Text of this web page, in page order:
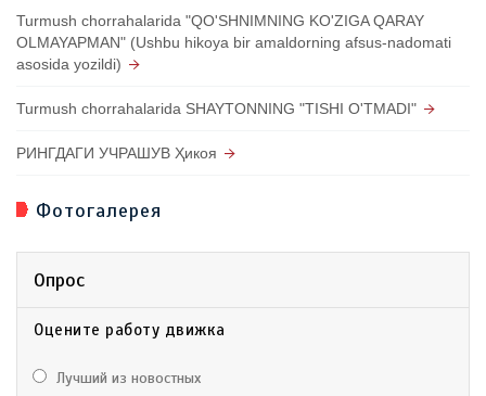
Turmush chorrahalarida "QO'SHNIMNING KO'ZIGA QARAY
OLMAYAPMAN" (Ushbu hikoya bir amaldorning afsus-nadomati
asosida yozildi)
Turmush chorrahalarida SHAYTONNING "TISHI O'TMADI"
РИНГДАГИ УЧРАШУВ Ҳикоя
Фотогалерея
Опрос
Оцените работу движка
Лучший из новостных